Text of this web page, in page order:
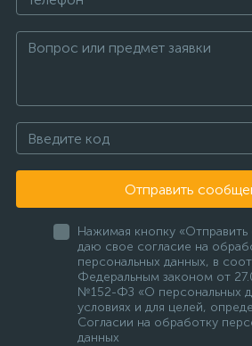
Отправить
Нажимая кнопку
даю свое согласие на
персональных данных, в
Федеральным законом от
№152-ФЗ «О персональных
условиях и для целей,
Согласии на обработку
данных